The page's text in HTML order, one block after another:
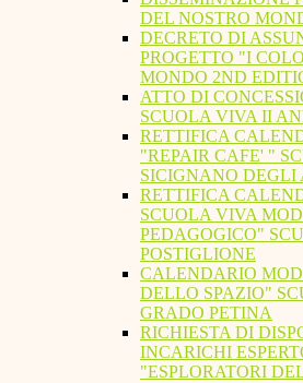
DEL NOSTRO
DECRETO DI
PROGETTO "I
MONDO 2ND
ATTO DI
SCUOLA VIVA II
RETTIFICA
"REPAIR CAFE' "
SICIGNANO DEGLI
RETTIFICA
SCUOLA VIVA
PEDAGOGICO"
POSTIGLIONE
CALENDARIO
DELLO SPAZIO"
GRADO PETINA
RICHIESTA DI
INCARICHI
"ESPLORATORI